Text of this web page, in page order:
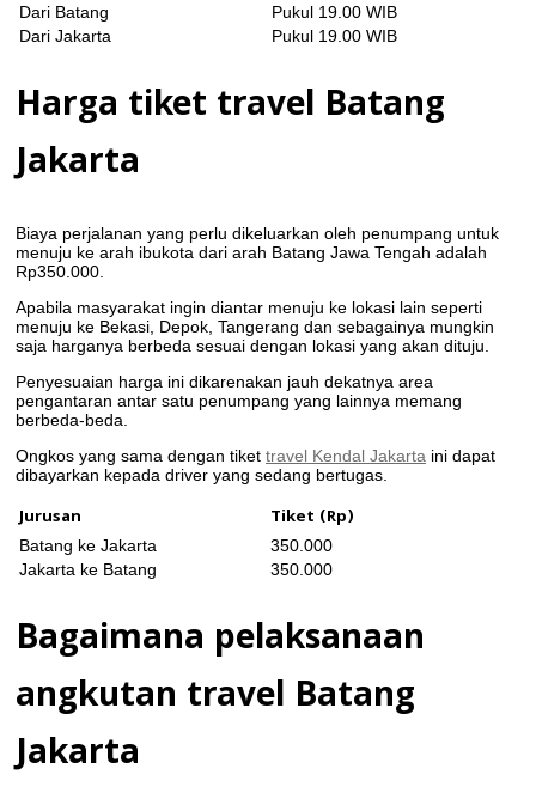
Dari Batang
Pukul 19.00 WIB
Dari Jakarta
Pukul 19.00 WIB
Harga tiket travel Batang
Jakarta
Biaya perjalanan yang perlu dikeluarkan oleh penumpang untuk
menuju ke arah ibukota dari arah Batang Jawa Tengah adalah
Rp350.000.
Apabila masyarakat ingin diantar menuju ke lokasi lain seperti
menuju ke Bekasi, Depok, Tangerang dan sebagainya mungkin
saja harganya berbeda sesuai dengan lokasi yang akan dituju.
Penyesuaian harga ini dikarenakan jauh dekatnya area
pengantaran antar satu penumpang yang lainnya memang
berbeda-beda.
Ongkos yang sama dengan tiket travel Kendal Jakarta ini dapat
dibayarkan kepada driver yang sedang bertugas.
Jurusan Tiket (Rp)
Batang ke Jakarta
350.000
Jakarta ke Batang
350.000
Bagaimana pelaksanaan
angkutan travel Batang
Jakarta